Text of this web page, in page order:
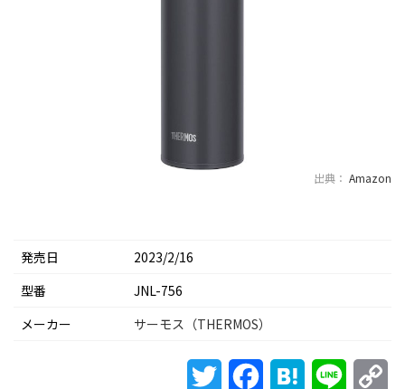
出典： Amazon
発売日
2023/2/16
型番
JNL-756
メーカー
サーモス（THERMOS）
Twitter FacebookHatena Line